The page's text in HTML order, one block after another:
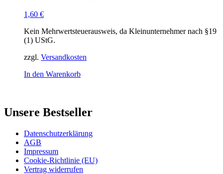
1,60 €
Kein Mehrwertsteuerausweis, da Kleinunternehmer nach §19
(1) UStG.
zzgl. Versandkosten
In den Warenkorb
Unsere Bestseller
Datenschutzerklärung
AGB
Impressum
Cookie-Richtlinie (EU)
Vertrag widerrufen